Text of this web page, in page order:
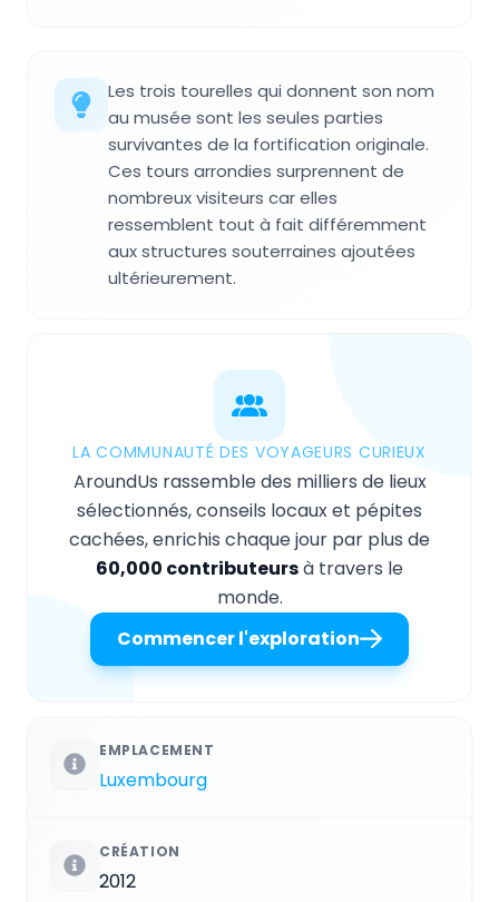
Les trois tourelles qui donnent son nom
au musée sont les seules parties
survivantes de la fortification originale.
Ces tours arrondies surprennent de
nombreux visiteurs car elles
ressemblent tout à fait différemment
aux structures souterraines ajoutées
ultérieurement.
LA COMMUNAUTÉ DES VOYAGEURS CURIEUX
AroundUs rassemble des milliers de lieux
sélectionnés, conseils locaux et pépites
cachées, enrichis chaque jour par plus de
60,000 contributeursà travers le
monde.
Commencer l'exploration
EMPLACEMENT
Luxembourg
CRÉATION
2012